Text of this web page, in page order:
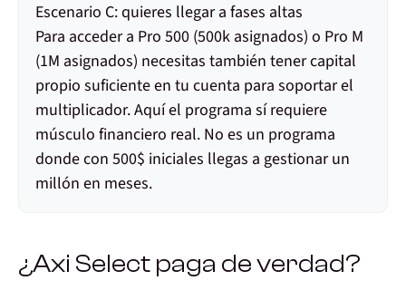
Escenario C: quieres llegar a fases altas
Para acceder a Pro 500 (500k asignados) o Pro M
(1M asignados) necesitas también tener capital
propio suficiente en tu cuenta para soportar el
multiplicador. Aquí el programa sí requiere
músculo financiero real. No es un programa
donde con 500$ iniciales llegas a gestionar un
millón en meses.
¿Axi Select paga de verdad?